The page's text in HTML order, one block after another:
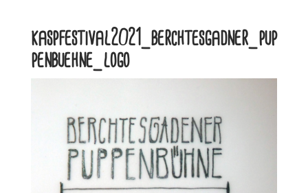
kaspfestival2021_berchtesgadner_pup
penbuehne_logo